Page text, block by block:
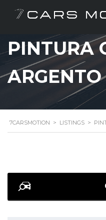
PINTURA
ARGENTO
7CARSMOTION > LISTINGS >